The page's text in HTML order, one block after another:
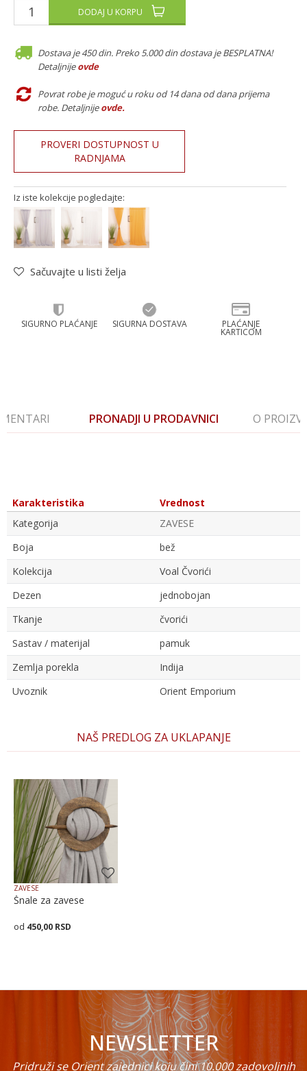
DODAJ U KORPU
Dostava je 450 din. Preko 5.000 din dostava je BESPLATNA!
Detaljnijeovde
Povrat robe je moguć u roku od 14 dana od dana prijema
robe. Detaljnije ovde.
PROVERI DOSTUPNOST U
RADNJAMA
Iz iste kolekcije pogledajte:
Sačuvajte u listi želja
SIGURNO PLAĆANJE SIGURNA DOSTAVA PLAĆANJE
KARTICOM
PRONADJI U PRODAVNICI O
Karakteristika
Vrednost
Kategorija
ZAVESE
Boja
bež
Kolekcija
Voal Čvorići
Dezen
jednobojan
Tkanje
čvorići
Sastav / materijal
pamuk
Zemlja porekla
Indija
Uvoznik
Orient Emporium
Poruka
NAŠ PREDLOG ZA UKLAPANJE
ZAVESE
Šnale za zavese
450,00 RSD
Dodaj u korpu
NEWSLETTER
Pridruži se Orient zajednici koju čini 10.000 zadovoljnih